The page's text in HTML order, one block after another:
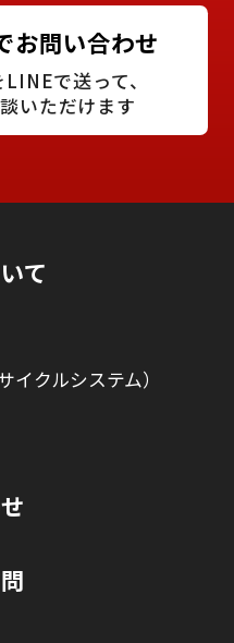
お問い合わせ
で送って、
いただけます
て
イクルシステム）